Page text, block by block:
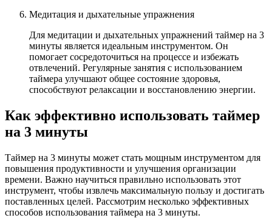
Медитация и дыхательные упражнения
Для медитации и дыхательных упражнений таймер на 3
минуты является идеальным инструментом. Он
помогает сосредоточиться на процессе и избежать
отвлечений. Регулярные занятия с использованием
таймера улучшают общее состояние здоровья,
способствуют релаксации и восстановлению энергии.
Как эффективно использовать таймер
на 3 минуты
Таймер на 3 минуты может стать мощным инструментом для
повышения продуктивности и улучшения организации
времени. Важно научиться правильно использовать этот
инструмент, чтобы извлечь максимальную пользу и достигать
поставленных целей. Рассмотрим несколько эффективных
способов использования таймера на 3 минуты.